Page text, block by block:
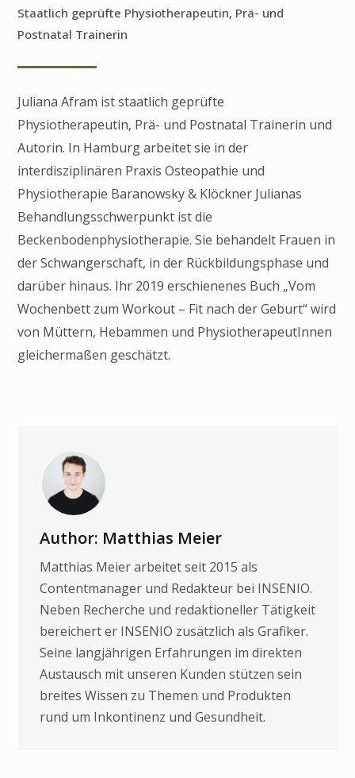
Staatlich geprüfte Physiotherapeutin, Prä- und
Postnatal Trainerin
Juliana Afram ist staatlich geprüfte
Physiotherapeutin, Prä- und Postnatal Trainerin und
Autorin. In Hamburg arbeitet sie in der
interdisziplinären Praxis Osteopathie und
Physiotherapie Baranowsky & Klöckner Julianas
Behandlungsschwerpunkt ist die
Beckenbodenphysiotherapie. Sie behandelt Frauen in
der Schwangerschaft, in der Rückbildungsphase und
darüber hinaus. Ihr 2019 erschienenes Buch „Vom
Wochenbett zum Workout – Fit nach der Geburt“ wird
von Müttern, Hebammen und PhysiotherapeutInnen
gleichermaßen geschätzt.
Author: Matthias Meier
Matthias Meier arbeitet seit 2015 als
Contentmanager und Redakteur bei INSENIO.
Neben Recherche und redaktioneller Tätigkeit
bereichert er INSENIO zusätzlich als Grafiker.
Seine langjährigen Erfahrungen im direkten
Austausch mit unseren Kunden stützen sein
breites Wissen zu Themen und Produkten
rund um Inkontinenz und Gesundheit.